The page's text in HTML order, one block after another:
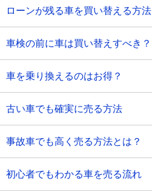
ローンが残る車を買い替える方法
車検の前に車は買い替えすべき？
車を乗り換えるのはお得？
古い車でも確実に売る方法
事故車でも高く売る方法とは？
初心者でもわかる車を売る流れ